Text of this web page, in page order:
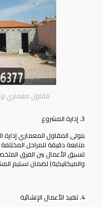
مقاول معماري
3. إدارة المشروع
يتولى المقاول المعماري
متابعة دقيقة للمراحل
تنسيق الأعمال بين الفرق
والميكانيكية) لضمان تسليم
4. تنفيذ الأعمال الإنشائية